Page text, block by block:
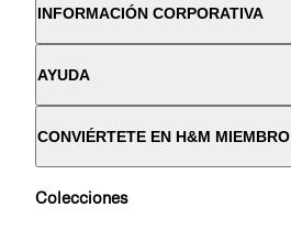
INFORMACIÓN CORPORATIVA
AYUDA
CONVIÉRTETE EN H&M MIEMBRO
Colecciones